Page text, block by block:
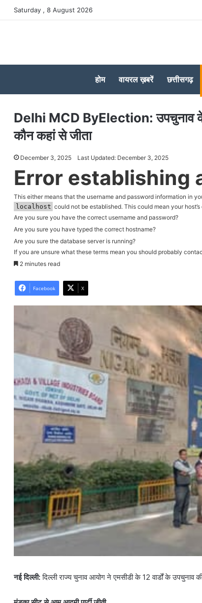
Saturday , 8 August 2026
होम वायरल ख़बरें छत्तीसगढ़
Delhi MCD ByElection: उपचुनाव के
कौन कहां से जीता
December 3, 2025 Last Updated: December 3, 2025
Error establishing
This either means that the username and password information in
localhost could not be established. This could mean your
Are you sure you have the correct username and password?
Are you sure you have typed the correct hostname?
Are you sure the database server is running?
If you are unsure what these terms mean you should probably
2 minutes read
Facebook X
नई दिल्ली:दिल्ली राज्य चुनाव आयोग ने एमसीडी के 12 वार्डों के